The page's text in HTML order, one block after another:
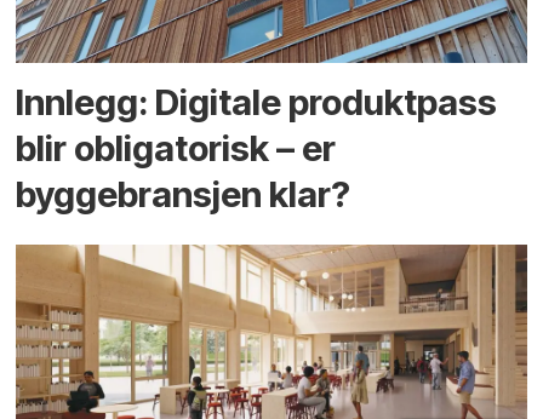
Innlegg: Digitale produktpass
blir obligatorisk – er
byggebransjen klar?